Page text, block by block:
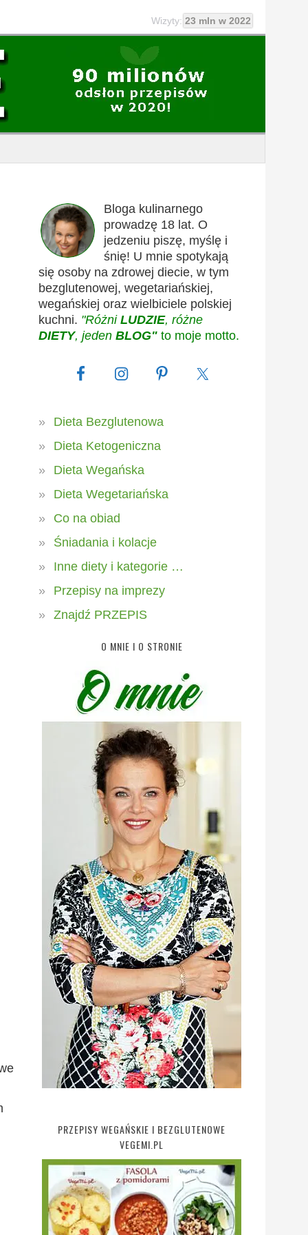
Wizyty: 23 mln w 2022
Bloga kulinarnego
prowadzę 18 lat. O
jedzeniu piszę, myślę i
śnię! U mnie spotykają
się osoby na zdrowej diecie, w tym
bezglutenowej, wegetariańskiej,
wegańskiej oraz wielbiciele polskiej
kuchni. "Różni LUDZIE, różne
DIETY, jeden BLOG" to moje motto.
Dieta Bezglutenowa
Dieta Ketogeniczna
Dieta Wegańska
Dieta Wegetariańska
Co na obiad
Śniadania i kolacje
Inne diety i kategorie …
Przepisy na imprezy
Znajdź PRZEPIS
O MNIE I O STRONIE
PRZEPISY WEGAŃSKIE I BEZGLUTENOWE
VEGEMI.PL